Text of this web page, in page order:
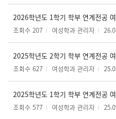
2026학년도 1학기 학부 연계전공
조회수 207 여성학과 관리자
2025학년도 2학기 학부 연계전공
조회수 627 여성학과 관리자
2025학년도 1학기 학부 연계전공
조회수 577 여성학과 관리자